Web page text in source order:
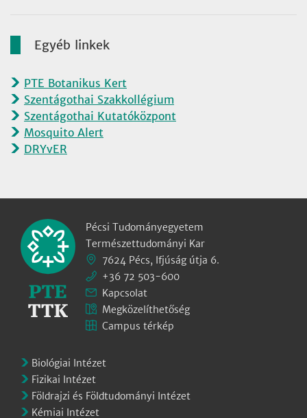
Egyéb linkek
PTE Botanikus Kert
Szentágothai Szakkollégium
Szentágothai Kutatóközpont
Mosquito Alert
DRYvER
Pécsi Tudományegyetem
Természettudományi Kar
7624 Pécs, Ifjúság útja 6.
+36 72 503-600
Kapcsolat
Megközelíthetőség
Campus térkép
Biológiai Intézet
Fizikai Intézet
Földrajzi és Földtudományi Intézet
Kémiai Intézet